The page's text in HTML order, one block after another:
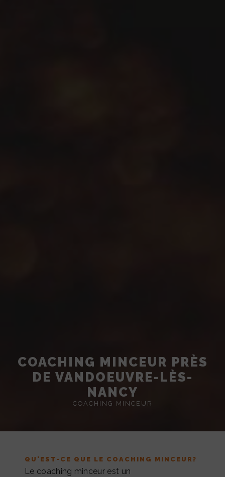
COACHING MINCEUR PRÈS
DE VANDOEUVRE-LÈS-
NANCY
COACHING MINCEUR
QU'EST-CE QUE LE COACHING MINCEUR?
Le coaching minceur est un